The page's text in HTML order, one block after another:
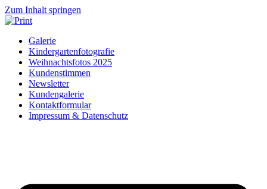
Zum Inhalt springen
Galerie
Kindergartenfotografie
Weihnachtsfotos 2025
Kundenstimmen
Newsletter
Kundengalerie
Kontaktformular
Impressum & Datenschutz